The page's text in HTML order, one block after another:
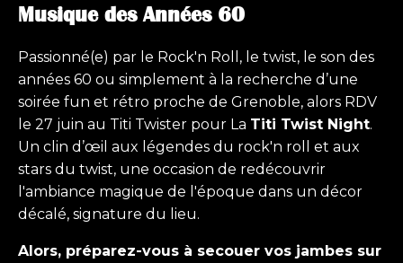
Musique des Années 60
Passionné(e) par le Rock'n Roll, le twist, le son des
années 60 ou simplement à la recherche d’une
soirée fun et rétro proche de Grenoble, alors RDV
le 27 juin au Titi Twister pour La Titi Twist Night.
Un clin d’œil aux légendes du rock'n roll et aux
stars du twist, une occasion de redécouvrir
l'ambiance magique de l'époque dans un décor
décalé, signature du lieu.
Alors, préparez-vous à secouer vos jambes sur